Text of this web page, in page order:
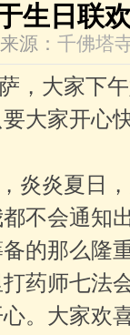
生日联
源： 千佛塔
大家下午
大家开心
炎夏日，
不会通知
的那么隆
药师七法
。大家欢